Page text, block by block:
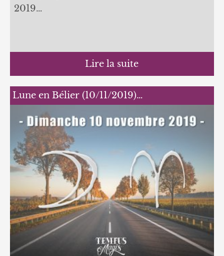
2019…
Lire la suite
Lune en Bélier (10/11/2019)…